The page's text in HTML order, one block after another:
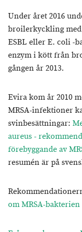
Under året 2016
broilerkyckling med
ESBL eller E. coli -
enzym i kött från
gången år 2013.
Evira kom år 2010
MRSA-infektioner
svinbesättningar:
aureus -
förebyggande av
resumén är på
om MRSA-